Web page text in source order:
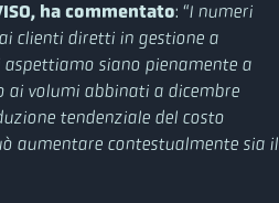
ha commentato: “I numeri
clienti diretti in gestione a
aspettiamo siano pienamente a
ai volumi abbinati a dicembre
tendenziale del costo
aumentare contestualmente sia il